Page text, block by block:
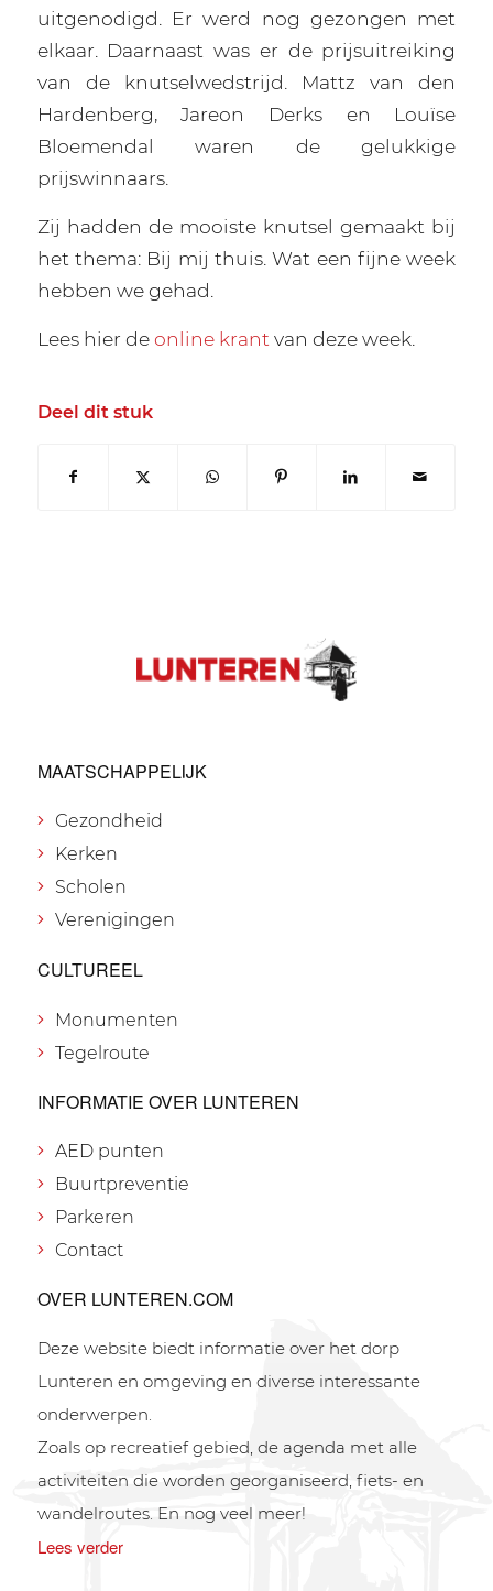
uitgenodigd. Er werd nog gezongen met
elkaar. Daarnaast was er de prijsuitreiking
van de knutselwedstrijd. Mattz van den
Hardenberg, Jareon Derks en Louïse
Bloemendal waren de gelukkige
prijswinnaars.
Zij hadden de mooiste knutsel gemaakt bij
het thema: Bij mij thuis. Wat een fijne week
hebben we gehad.
Lees hier deonline krant van deze week.
Deel dit stuk
MAATSCHAPPELIJK
Gezondheid
Kerken
Scholen
Verenigingen
CULTUREEL
Monumenten
Tegelroute
INFORMATIE OVER LUNTEREN
AED punten
Buurtpreventie
Parkeren
Contact
OVER LUNTEREN.COM
Deze website biedt informatie over het dorp
Lunteren en omgeving en diverse interessante
onderwerpen.
Zoals op recreatief gebied, de agenda met alle
activiteiten die worden georganiseerd, fiets- en
wandelroutes. En nog veel meer!
Lees verder